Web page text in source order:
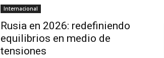
Internacional
Rusia en 2026: redefiniendo
equilibrios en medio de
tensiones